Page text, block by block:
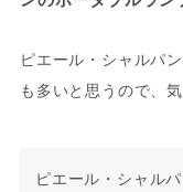
ピエール・シャルパ
も多いと思うので、
ピエール・シャル